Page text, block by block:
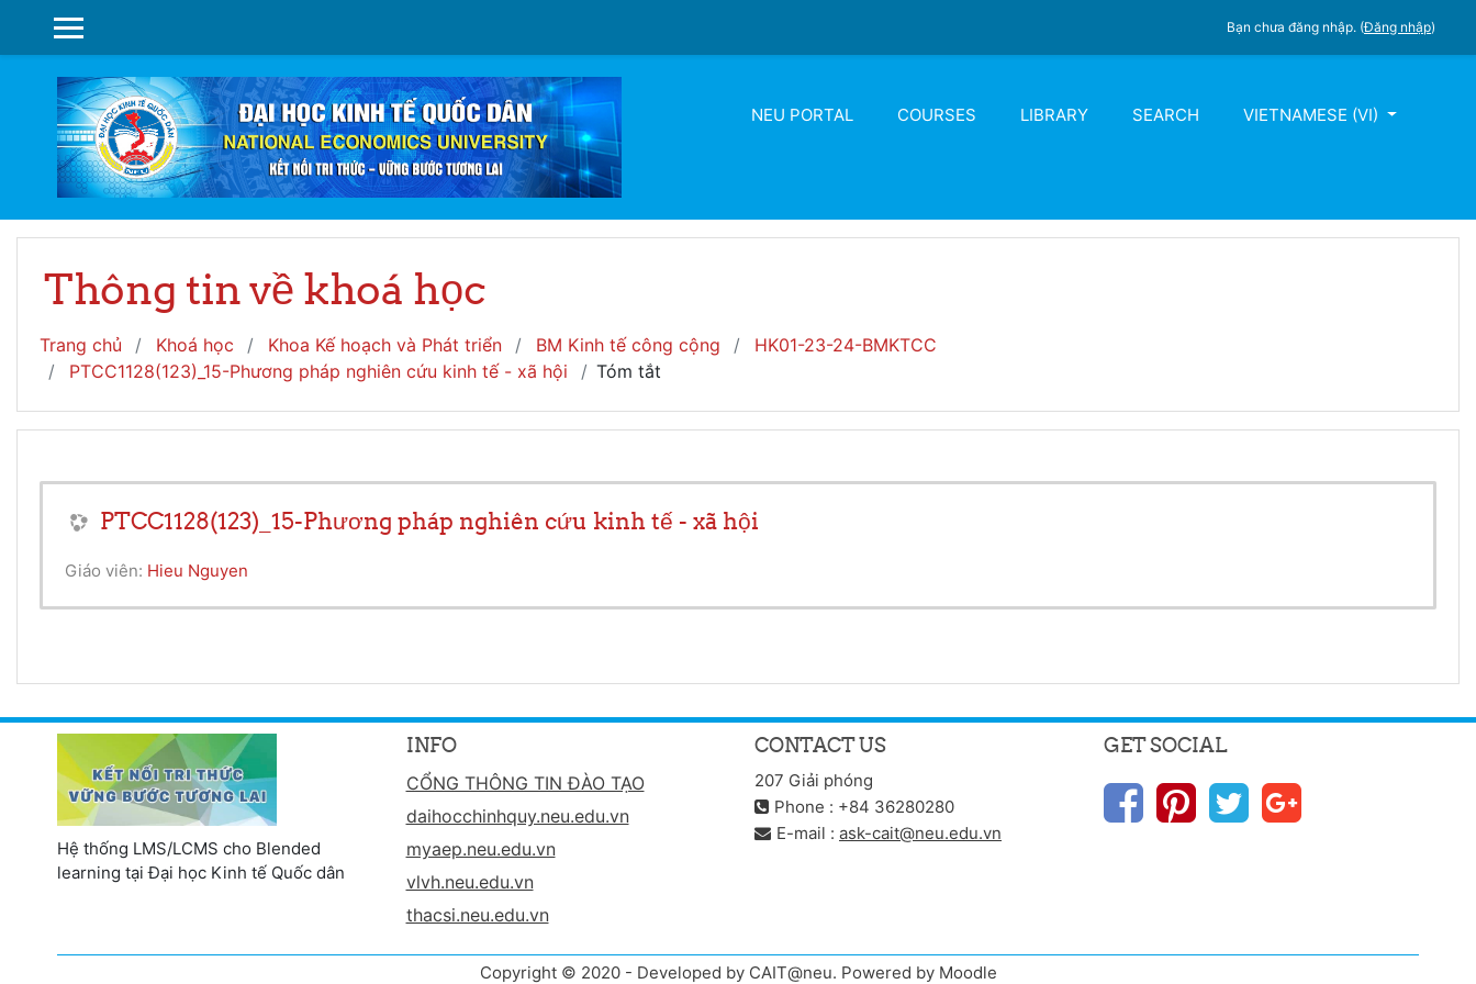
BẢNG ĐIỀU KHIỂN CẠNH
Bạn chưa đăng nhập. (Đăng nhập)
NEU PORTAL COURSES LIBRARY SEARCH VIETNAMESE ‎(VI)‎
Thông tin về khoá học
Trang chủ Khoá học Khoa Kế hoạch và Phát triển BM Kinh tế công cộng
HK01-23-24-BMKTCC
PTCC1128(123)_15-Phương pháp nghiên cứu kinh tế - xã hội
Tóm tắt
PTCC1128(123)_15-Phương pháp nghiên cứu kinh tế - xã hội
Giáo viên: Hieu Nguyen
Hệ thống LMS/LCMS cho Blended
learning tại Đại học Kinh tế Quốc dân
INFO
CỔNG THÔNG TIN ĐÀO TẠO
daihocchinhquy.neu.edu.vn
myaep.neu.edu.vn
vlvh.neu.edu.vn
thacsi.neu.edu.vn
CONTACT US
207 Giải phóng
Phone : +84 36280280
E-mail : ask-cait@neu.edu.vn
GET SOCIAL
Copyright © 2020 - Developed by CAIT@neu. Powered by Moodle